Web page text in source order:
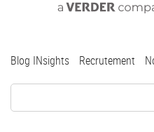
Top
Blog INsights Recrutement